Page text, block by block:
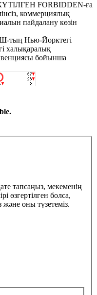
FORBIDDEN-ға
коммерциялық
пайдалану көзін
тың Нью-Йорктегі
халықаралық
бойынша
тапсаңыз, мекеменің
өзгертілген болса,
және оны түзетеміз.